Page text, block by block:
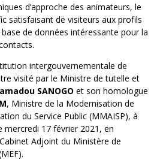
d’approche des animateurs, le
satisfaisant de visiteurs aux profils
de données intéressante pour la
intergouvernementale de
visité par le Ministre de tutelle et
SANOGO et son homologue
, Ministre de la Modernisation de
du Service Public (MMAISP), à
mercredi 17 février 2021, en
Adjoint du Ministère de